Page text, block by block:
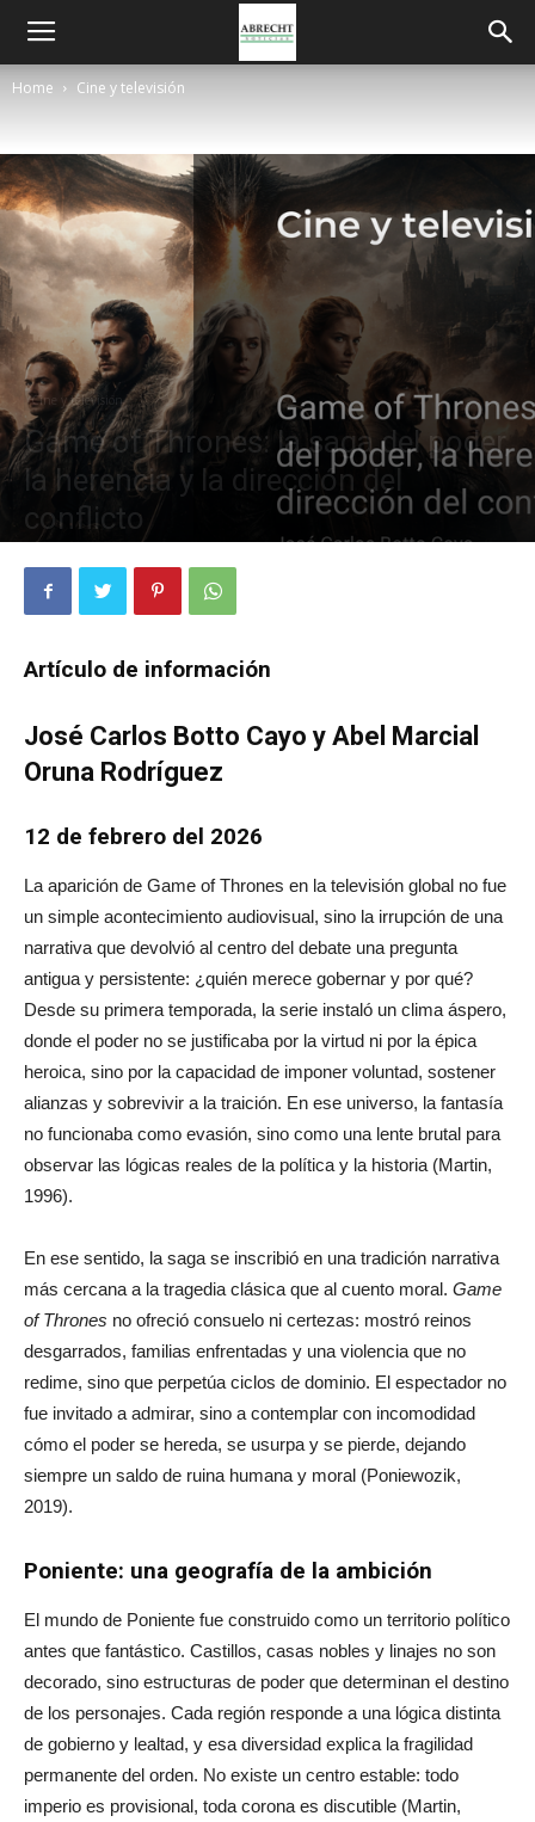
Home Cine y televisión
Cine y televisión
Game of Thrones: la saga del poder,
la herencia y la dirección del
conflicto
Artículo de información
José Carlos Botto Cayo y Abel Marcial
Oruna Rodríguez
12 de febrero del 2026
La aparición de Game of Thrones en la televisión global no fue
un simple acontecimiento audiovisual, sino la irrupción de una
narrativa que devolvió al centro del debate una pregunta
antigua y persistente: ¿quién merece gobernar y por qué?
Desde su primera temporada, la serie instaló un clima áspero,
donde el poder no se justificaba por la virtud ni por la épica
heroica, sino por la capacidad de imponer voluntad, sostener
alianzas y sobrevivir a la traición. En ese universo, la fantasía
no funcionaba como evasión, sino como una lente brutal para
observar las lógicas reales de la política y la historia (Martin,
1996).
En ese sentido, la saga se inscribió en una tradición narrativa
más cercana a la tragedia clásica que al cuento moral. Game
of Thrones no ofreció consuelo ni certezas: mostró reinos
desgarrados, familias enfrentadas y una violencia que no
redime, sino que perpetúa ciclos de dominio. El espectador no
fue invitado a admirar, sino a contemplar con incomodidad
cómo el poder se hereda, se usurpa y se pierde, dejando
siempre un saldo de ruina humana y moral (Poniewozik,
2019).
Poniente: una geografía de la ambición
El mundo de Poniente fue construido como un territorio político
antes que fantástico. Castillos, casas nobles y linajes no son
decorado, sino estructuras de poder que determinan el destino
de los personajes. Cada región responde a una lógica distinta
de gobierno y lealtad, y esa diversidad explica la fragilidad
permanente del orden. No existe un centro estable: todo
imperio es provisional, toda corona es discutible (Martin,